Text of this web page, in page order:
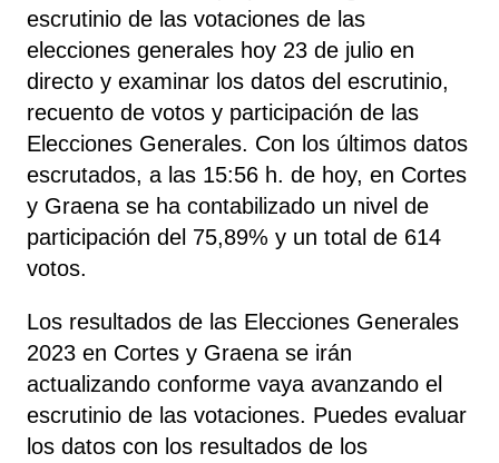
escrutinio de las votaciones de las
elecciones generales hoy 23 de julio en
directo y examinar los datos del escrutinio,
recuento de votos y participación de las
Elecciones Generales. Con los últimos datos
escrutados, a las 15:56 h. de hoy, en Cortes
y Graena se ha contabilizado un nivel de
participación del 75,89% y un total de 614
votos.
Los resultados de las Elecciones Generales
2023 en Cortes y Graena se irán
actualizando conforme vaya avanzando el
escrutinio de las votaciones. Puedes evaluar
los datos con los resultados de los